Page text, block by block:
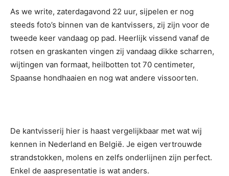
As we write, zaterdagavond 22 uur, sijpelen er nog
steeds foto’s binnen van de kantvissers, zij zijn voor de
tweede keer vandaag op pad. Heerlijk vissend vanaf de
rotsen en graskanten vingen zij vandaag dikke scharren,
wijtingen van formaat, heilbotten tot 70 centimeter,
Spaanse hondhaaien en nog wat andere vissoorten.
De kantvisserij hier is haast vergelijkbaar met wat wij
kennen in Nederland en België. Je eigen vertrouwde
strandstokken, molens en zelfs onderlijnen zijn perfect.
Enkel de aaspresentatie is wat anders.